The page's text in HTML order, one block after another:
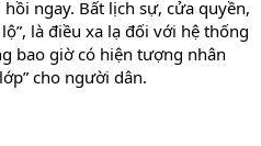
ngay. Bất lịch sự, cửa quyền,
là điều xa lạ đối với hệ thống
bao giờ có hiện tượng nhân
cho người dân.